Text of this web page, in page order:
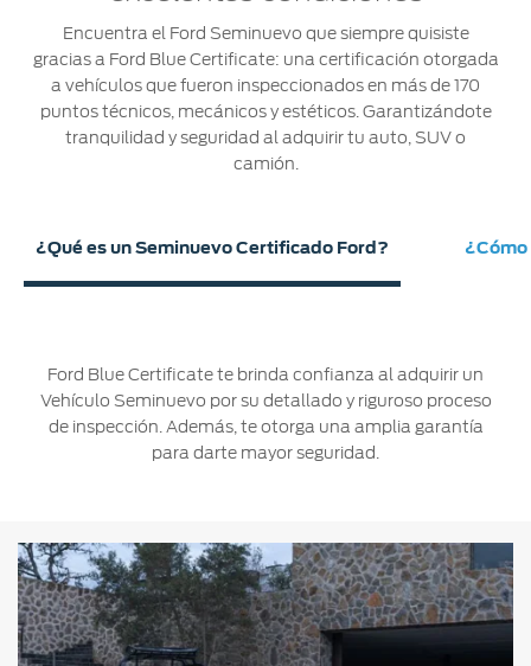
Localiza un
Distribuidor
Seminuevos
Certificados
Motorcraft
Técnico
SYNC
Encuentra el Ford Seminuevo que siempre quisiste
gracias a Ford Blue Certificate: una certificación otorgada
a vehículos que fueron inspeccionados en más de 170
puntos técnicos, mecánicos y estéticos. Garantizándote
tranquilidad y seguridad al adquirir tu auto, SUV o
camión.
¿Qué es un Seminuevo Certificado Ford?
Ford Blue Certificate te brinda confianza al adquirir un
Vehículo Seminuevo por su detallado y riguroso proceso
de inspección. Además, te otorga una amplia garantía
para darte mayor seguridad.